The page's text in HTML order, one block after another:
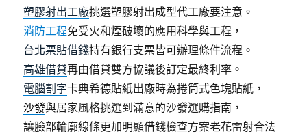
塑膠射出工廠挑選塑膠射出成型代工廠要注意。
消防工程免受火和煙破壞的應用科學與工程，
台北票貼借錢持有銀行支票皆可辦理條件流程。
高雄借貸再由借貸雙方協議後訂定最終利率。
電腦割字卡典希德貼紙出廠時為捲筒式色塊貼紙，
沙發與居家風格挑選到滿意的沙發選購指南，
讓臉部輪廓線條更加明顯借錢檢查方案老花雷射合法